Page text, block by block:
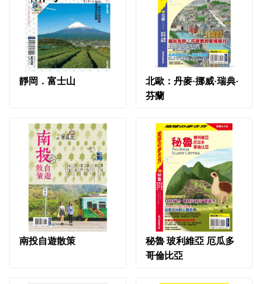
靜岡．富士山
北歐：丹麥‧挪威‧瑞典‧
芬蘭
南投自遊散策
秘魯 玻利維亞 厄瓜多
哥倫比亞